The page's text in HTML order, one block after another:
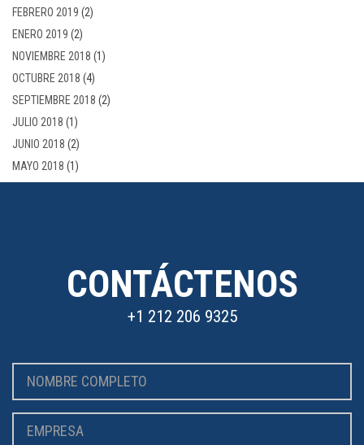
FEBRERO 2019 (2)
ENERO 2019 (2)
NOVIEMBRE 2018 (1)
OCTUBRE 2018 (4)
SEPTIEMBRE 2018 (2)
JULIO 2018 (1)
JUNIO 2018 (2)
MAYO 2018 (1)
CONTÁCTENOS
+1 212 206 9325